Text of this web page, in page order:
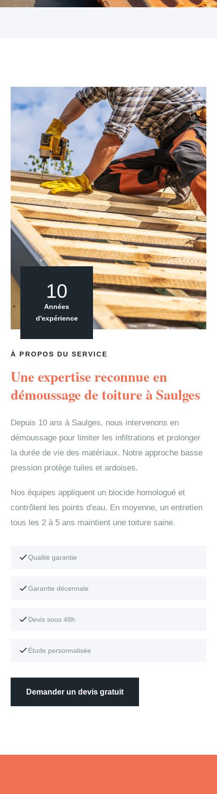
À PROPOS DU SERVICE
Une expertise reconnue en
démoussage de toiture à Saulges
Depuis 10 ans à Saulges, nous intervenons en
démoussage pour limiter les infiltrations et prolonger
la durée de vie des matériaux. Notre approche basse
pression protège tuiles et ardoises.
Nos équipes appliquent un biocide homologué et
contrôlent les points d'eau. En moyenne, un entretien
tous les 2 à 5 ans maintient une toiture saine.
Qualité garantie
Garantie décennale
Devis sous 48h
Étude personnalisée
Demander un devis gratuit
10
Années
d'expérience